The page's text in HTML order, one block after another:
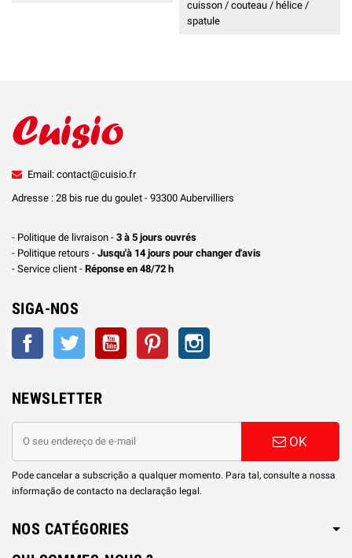
cuisson / couteau / hélice /
spatule
Email: contact@cuisio.fr
Adresse : 28 bis rue du goulet - 93300 Aubervilliers
- Politique de livraison - 3 à 5 jours ouvrés
- Politique retours - Jusqu'à 14 jours pour changer d'avis
- Service client - Réponse en 48/72 h
SIGA-NOS
Facebook Twitter YouTube Pinterest
NEWSLETTER
OK
Pode cancelar a subscrição a qualquer momento. Para tal, consulte a nossa
informação de contacto na declaração legal.
NOS CATÉGORIES